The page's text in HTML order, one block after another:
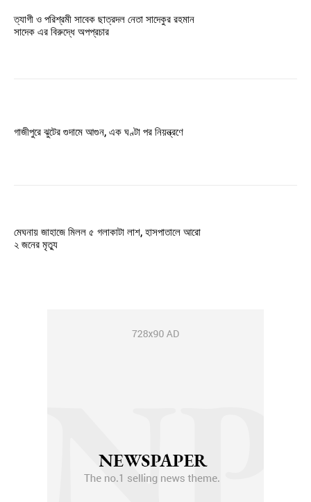
ত্যাগী ও পরিশ্রমী সাবেক ছাত্রদল নেতা সাদেকুর রহমান
সাদেক এর বিরুদ্ধে অপপ্রচার
গাজীপুরে ঝুটের গুদামে আগুন, এক ঘণ্টা পর নিয়ন্ত্রণে
মেঘনায় জাহাজে মিলল ৫ গলাকাটা লাশ, হাসপাতালে আরো
২ জনের মৃত্যু